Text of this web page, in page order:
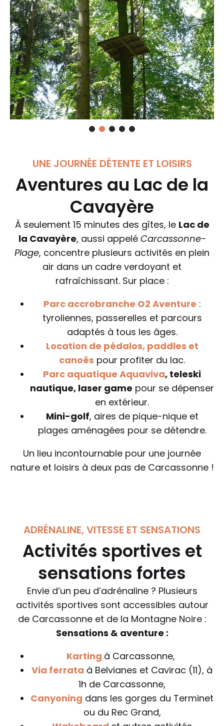
UNE JOURNÉE DÉTENTE ET LOISIRS
Aventures au Lac de la
Cavayère
À seulement 15 minutes des gîtes, le Lac de
la Cavayère, aussi appelé Carcassonne-
Plage, concentre plusieurs activités en plein
air dans un cadre verdoyant et
rafraîchissant. Sur place :
Parc accrobranche O2 Aventure :
tyroliennes, passerelles et parcours
adaptés à tous les âges.
Location de pédalos, paddles et
canoës pour profiter du lac.
Parc aquatique Aquaviva, teleski
nautique, laser game pour se dépenser
en extérieur.
Mini-golf, aires de pique-nique et
plages aménagées pour se détendre.
Un lieu incontournable pour une journée
nature et loisirs à deux pas de Carcassonne !
ADRÉNALINE, VITESSE ET SENSATIONS
Activités sportives et
sensations fortes
Envie d’un peu d’adrénaline ? Plusieurs
activités sportives sont accessibles autour
de Carcassonne et de la Montagne Noire :
Sensations & aventure :
Karting à Carcassonne,
Via ferrata à Belvianes et Cavirac (11), à
1h de Carcassonne,
Canyoning dans les gorges du Terminet
ou du Rec Grand,